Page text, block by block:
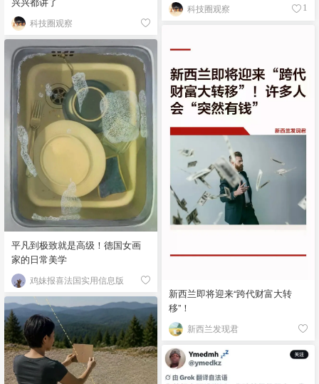
科技圈观察
科技圈观察 1
新西兰即将迎来“跨代财富大转
移”！
新西兰发现君
平凡到极致就是高级！德国女画
家的日常美学
鸡妹报喜法国实用信息版